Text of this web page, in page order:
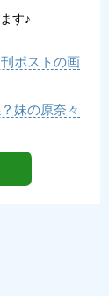
す♪
ポストの画
妹の原奈々